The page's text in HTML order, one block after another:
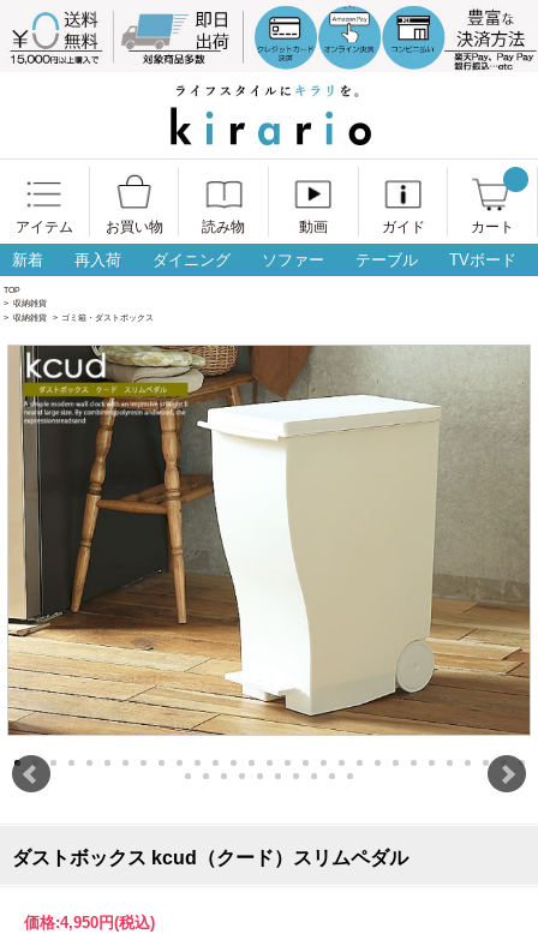
アイテム お買い物 読み物 動画 ガイド カート
新着 再入荷 ダイニング ソファー テーブル TVボード
TOP
> 収納雑貨
> 収納雑貨 > ゴミ箱・ダストボックス
ダストボックス kcud（クード）スリムペダル
価格:4,950円(税込)